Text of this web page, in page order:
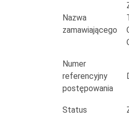
zasób
komunalny,
zarządzany
Nazwa
zamawiającego
Numer
referencyjny
postępowania
Status